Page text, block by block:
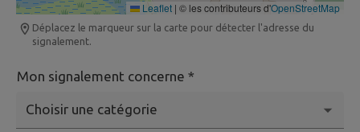
Leaflet | © les contributeurs d'OpenStreetMap
Déplacez le marqueur sur la carte pour détecter l'adresse du
signalement.
Mon signalement concerne *